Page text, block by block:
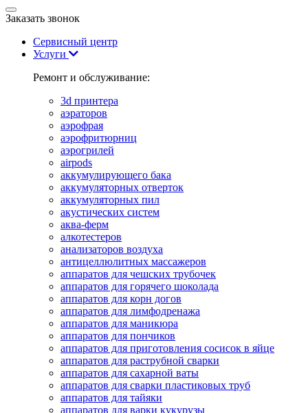
Заказать звонок
Сервисный центр
Услуги
Ремонт и обслуживание:
3d принтера
аэраторов
аэрофрая
аэрофритюрниц
аэрогрилей
airpods
аккумулирующего бака
аккумуляторных отверток
аккумуляторных пил
акустических систем
аква-ферм
алкотестеров
анализаторов воздуха
антицеллюлитных массажеров
аппаратов для чешских трубочек
аппаратов для горячего шоколада
аппаратов для корн догов
аппаратов для лимфодренажа
аппаратов для маникюра
аппаратов для пончиков
аппаратов для приготовления сосисок в яйце
аппаратов для раструбной сварки
аппаратов для сахарной ваты
аппаратов для сварки пластиковых труб
аппаратов для тайяки
аппаратов для варки кукурузы